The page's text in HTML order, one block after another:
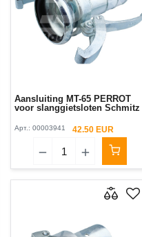
Aansluiting MT-65 PERROT
voor slanggietsloten Schmitz
Арт.: 00003941 42.50 EUR